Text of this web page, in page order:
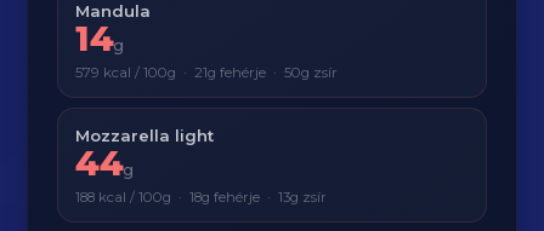
Mandula
14g
579 kcal / 100g · 21g fehérje · 50g zsír
Mozzarella light
44g
188 kcal / 100g · 18g fehérje · 13g zsír